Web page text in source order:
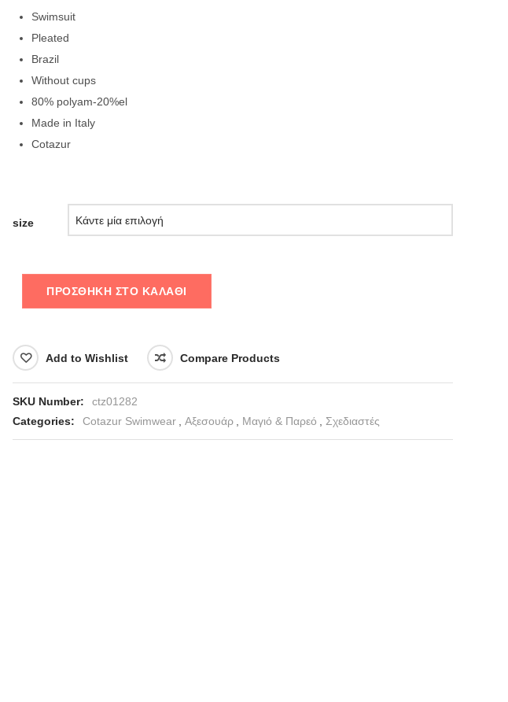
Swimsuit
Pleated
Brazil
Without cups
80% polyam-20%el
Made in Italy
Cotazur
size
ΠΡΟΣΘΉΚΗ ΣΤΟ ΚΑΛΆΘΙ
Add to Wishlist Compare Products
SKU Number:
ctz01282
Categories:
Cotazur Swimwear Αξεσουάρ Μαγιό & Παρεό Σχεδιαστές